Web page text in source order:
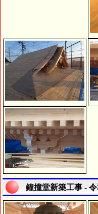
鐘撞堂新築工事 -